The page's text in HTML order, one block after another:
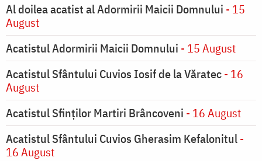
Al doilea acatist al Adormirii Maicii Domnului - 15
August
Acatistul Adormirii Maicii Domnului - 15 August
Acatistul Sfântului Cuvios Iosif de la Văratec- 16
August
Acatistul Sfinților Martiri Brâncoveni - 16 August
Acatistul Sfântului Cuvios Gherasim Kefalonitul-
16 August